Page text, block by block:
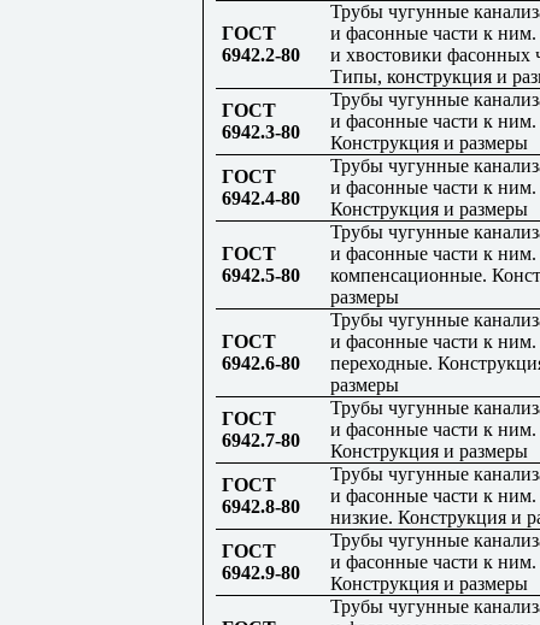
ГОСТ
6942.2-80
Трубы чугунные
и фасонные части к ним.
и хвостовики фасонных
Типы, конструкция и
ГОСТ
6942.3-80
Трубы чугунные
и фасонные части к
Конструкция и размеры
ГОСТ
6942.4-80
Трубы чугунные
и фасонные части к
Конструкция и размеры
ГОСТ
6942.5-80
Трубы чугунные
и фасонные части к
компенсационные.
размеры
ГОСТ
6942.6-80
Трубы чугунные
и фасонные части к
переходные.
размеры
ГОСТ
6942.7-80
Трубы чугунные
и фасонные части к ним.
Конструкция и размеры
ГОСТ
6942.8-80
Трубы чугунные
и фасонные части к ним.
низкие. Конструкция и
ГОСТ
6942.9-80
Трубы чугунные
и фасонные части к
Конструкция и размеры
Трубы чугунные